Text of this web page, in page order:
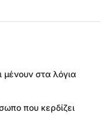
στα λόγια
που κερδίζει